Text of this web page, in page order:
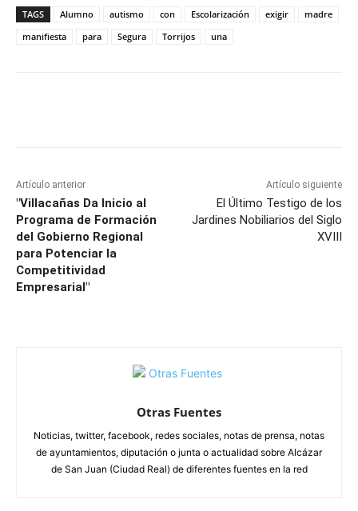
TAGS Alumno autismo con Escolarización exigir
madre
manifiesta
para Segura Torrijos una
Artículo anterior
"Villacañas Da Inicio al
Programa de Formación
del Gobierno Regional
para Potenciar la
Competitividad
Empresarial"
Artículo siguiente
El Último Testigo de los
Jardines Nobiliarios del Siglo
XVIII
Otras Fuentes
Noticias, twitter, facebook, redes sociales, notas de prensa, notas
de ayuntamientos, diputación o junta o actualidad sobre Alcázar
de San Juan (Ciudad Real) de diferentes fuentes en la red